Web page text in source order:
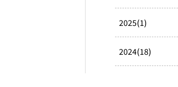
2025(1)
2024(18)